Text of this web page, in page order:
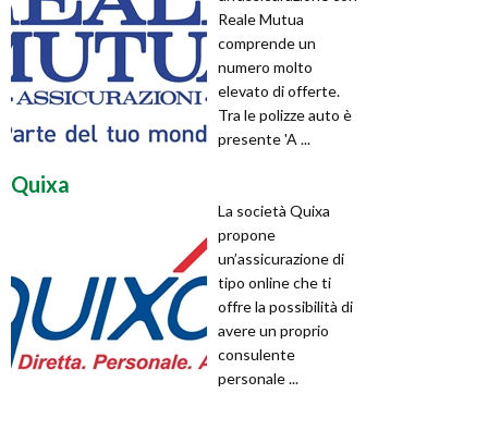
Reale Mutua
comprende un
numero molto
elevato di offerte.
Tra le polizze auto è
presente 'A ...
Quixa
La società Quixa
propone
un’assicurazione di
tipo online che ti
offre la possibilità di
avere un proprio
consulente
personale ...